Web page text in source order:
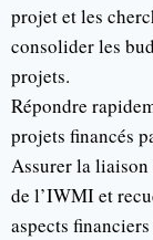
projet et les
consolider les
projets.
Répondre
projets financés
Assurer la liaison
de l’IWMI et
aspects